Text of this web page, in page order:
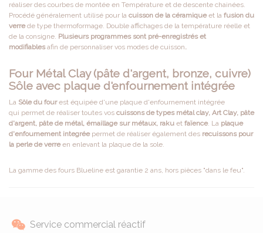
réaliser des courbes de montée en Température et de descente chainées.
Procédé généralement utilisé pour la cuisson de la céramiqueet la fusion du
verrede type thermoformage. Double affichages de la température réelle et
de la consigne. Plusieurs programmes sont pré-enregistrés et
modifiablesafin de personnaliser vos modes de cuisson.
Four Métal Clay (pâte d'argent, bronze, cuivre)
Sôle avec plaque d'enfournement intégrée
La Sôle du fourest équipée d'une plaque d'enfournement intégrée
qui permet de réaliser toutes vos cuissons de types métal clay, Art Clay, pâte
d'argent, pâte de métal, émaillage sur métaux, raku et faïence. La plaque
d'enfournement integréepermet de réaliser également des recuissons pour
la perle de verreen enlevant la plaque de la sole.
La gamme des fours Blueline est garantie 2 ans, hors pièces "dans le feu".
Service commercial réactif